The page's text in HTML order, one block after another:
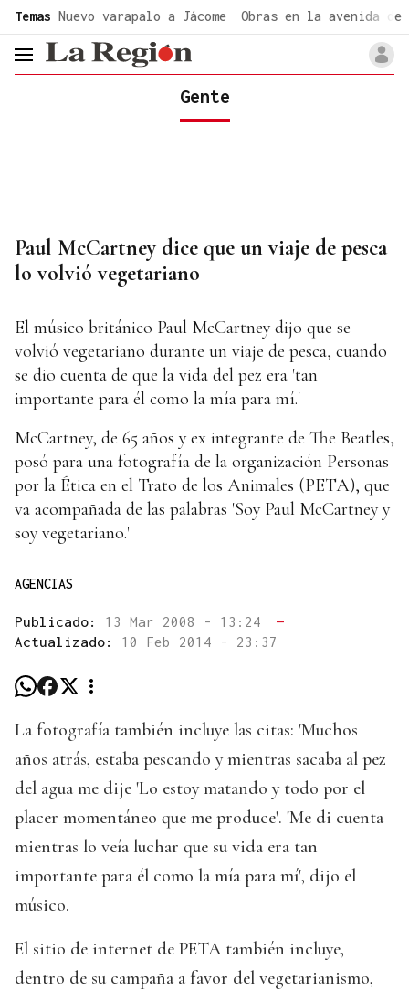
Temas Nuevo varapalo a Jácome Obras en la avenida de
header.menu.open
Gente
Paul McCartney dice que un viaje de pesca
lo volvió vegetariano
El músico británico Paul McCartney dijo que se
volvió vegetariano durante un viaje de pesca, cuando
se dio cuenta de que la vida del pez era 'tan
importante para él como la mía para mí.'
McCartney, de 65 años y ex integrante de The Beatles,
posó para una fotografía de la organización Personas
por la Ética en el Trato de los Animales (PETA), que
va acompañada de las palabras 'Soy Paul McCartney y
soy vegetariano.'
AGENCIAS
Publicado: 13 Mar 2008 - 13:24
—
Actualizado: 10 Feb 2014 - 23:37
La fotografía también incluye las citas: 'Muchos
años atrás, estaba pescando y mientras sacaba al pez
del agua me dije 'Lo estoy matando y todo por el
placer momentáneo que me produce'. 'Me di cuenta
mientras lo veía luchar que su vida era tan
importante para él como la mía para mí', dijo el
músico.
El sitio de internet de PETA también incluye,
dentro de su campaña a favor del vegetarianismo,